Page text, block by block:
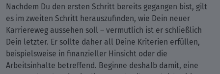
Nachdem Du den ersten Schritt bereits gegangen bist, gilt
es im zweiten Schritt herauszufinden, wie Dein neuer
Karriereweg aussehen soll – vermutlich ist er schließlich
Dein letzter. Er sollte daher all Deine Kriterien erfüllen,
beispielsweise in finanzieller Hinsicht oder die
Arbeitsinhalte betreffend. Beginne deshalb damit, eine